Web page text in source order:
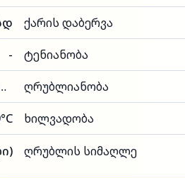
ქარის დაბერვა
- ტენიანობა
ღრუბლიანობა
ხილვადობა
ღრუბლის სიმაღლე